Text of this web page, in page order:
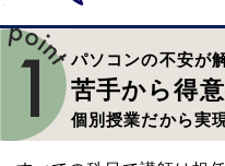
パソコンの不安が
苦手から得
個別授業だから実現